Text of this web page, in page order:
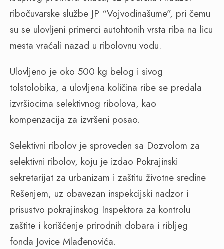
ribočuvarske službe JP “Vojvodinašume”, pri čemu
su se ulovljeni primerci autohtonih vrsta riba na licu
mesta vraćali nazad u ribolovnu vodu.
Ulovljeno je oko 500 kg belog i sivog
tolstolobika, a ulovljena količina ribe se predala
izvršiocima selektivnog ribolova, kao
kompenzacija za izvršeni posao.
Selektivni ribolov je sproveden sa Dozvolom za
selektivni ribolov, koju je izdao Pokrajinski
sekretarijat za urbanizam i zaštitu životne sredine
Rešenjem, uz obavezan inspekcijski nadzor i
prisustvo pokrajinskog Inspektora za kontrolu
zaštite i korišćenje prirodnih dobara i ribljeg
fonda Jovice Mlađenovića.